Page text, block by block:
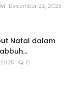
Desember 22, 2025
Natal dalam
0